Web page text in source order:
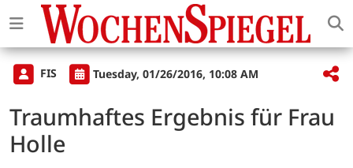
FIS Tuesday, 01/26/2016, 10:08 AM
Traumhaftes Ergebnis für Frau
Holle